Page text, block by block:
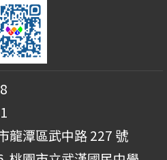
龍潭區武中路 227 號